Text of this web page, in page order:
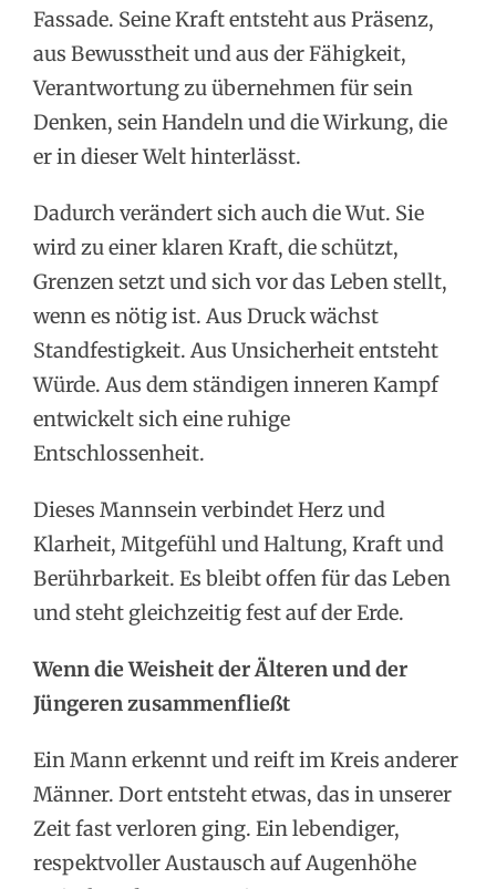
Fassade. Seine Kraft entsteht aus Präsenz,
aus Bewusstheit und aus der Fähigkeit,
Verantwortung zu übernehmen für sein
Denken, sein Handeln und die Wirkung, die
er in dieser Welt hinterlässt.
Dadurch verändert sich auch die Wut. Sie
wird zu einer klaren Kraft, die schützt,
Grenzen setzt und sich vor das Leben stellt,
wenn es nötig ist. Aus Druck wächst
Standfestigkeit. Aus Unsicherheit entsteht
Würde. Aus dem ständigen inneren Kampf
entwickelt sich eine ruhige
Entschlossenheit.
Dieses Mannsein verbindet Herz und
Klarheit, Mitgefühl und Haltung, Kraft und
Berührbarkeit. Es bleibt offen für das Leben
und steht gleichzeitig fest auf der Erde.
Wenn die Weisheit der Älteren und der
Jüngeren zusammenfließt
Ein Mann erkennt und reift im Kreis anderer
Männer. Dort entsteht etwas, das in unserer
Zeit fast verloren ging. Ein lebendiger,
respektvoller Austausch auf Augenhöhe